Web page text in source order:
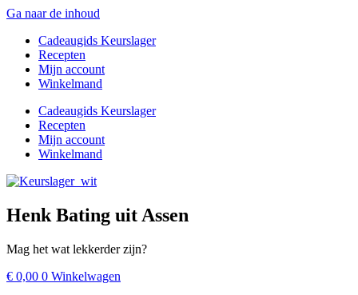
Ga naar de inhoud
Cadeaugids Keurslager
Recepten
Mijn account
Winkelmand
Cadeaugids Keurslager
Recepten
Mijn account
Winkelmand
Henk Bating uit Assen
Mag het wat lekkerder zijn?
€ 0,00 0 Winkelwagen